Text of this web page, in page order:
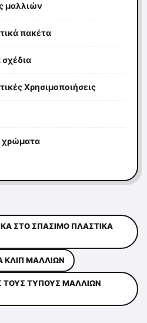
μαλλιών
πακέτα
Χρησιμοποιήσεις
χρώματα
ΣΤΟ ΣΠΆΣΙΜΟ ΠΛΑΣΤΙΚΆ
ΚΛΙΠ ΜΑΛΛΙΏΝ
ΤΟΥΣ ΤΎΠΟΥΣ ΜΑΛΛΙΏΝ